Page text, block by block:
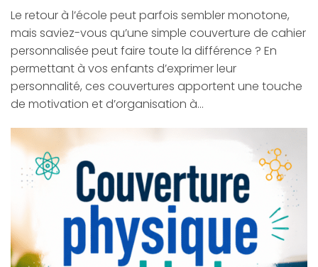
Le retour à l’école peut parfois sembler monotone,
mais saviez-vous qu’une simple couverture de cahier
personnalisée peut faire toute la différence ? En
permettant à vos enfants d’exprimer leur
personnalité, ces couvertures apportent une touche
de motivation et d’organisation à…